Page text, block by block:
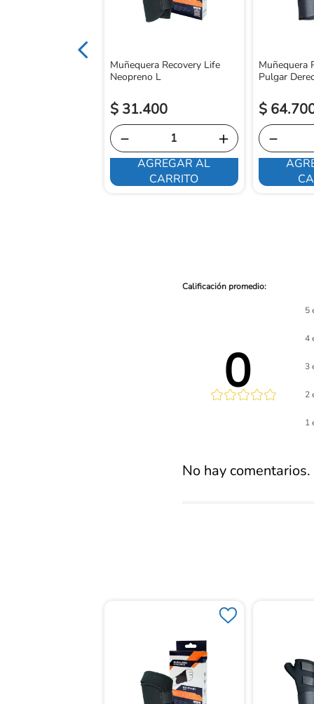
Muñequera Recovery Life
Neopreno L
$ 31.400
＋
－
AGREGAR AL
CARRITO
Muñequera
Pulgar
$ 64.
－
0
promedio
5
4
3
2
1
No hay comentarios.